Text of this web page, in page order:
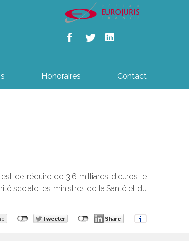
Honoraires Contact
de réduire de 3,6 milliards d'euros le
socialeLes ministres de la Santé et du